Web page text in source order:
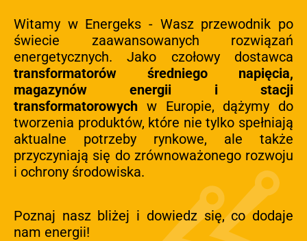
Witamy w Energeks - Wasz przewodnik po
świecie zaawansowanych rozwiązań
energetycznych. Jako czołowy dostawca
transformatorów średniego napięcia,
magazynów energii i stacji
transformatorowych w Europie, dążymy do
tworzenia produktów, które nie tylko spełniają
aktualne potrzeby rynkowe, ale także
przyczyniają się do zrównoważonego rozwoju
i ochrony środowiska.
Poznaj nasz bliżej i dowiedz się, co dodaje
nam energii!